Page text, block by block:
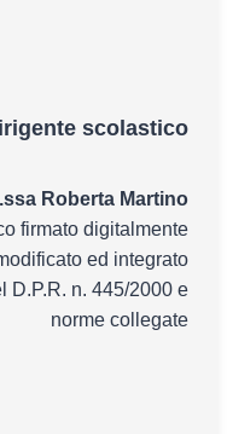
scolastico
Roberta Martino
firmato digitalmente
ed integrato
D.P.R. n. 445/2000 e
norme collegate